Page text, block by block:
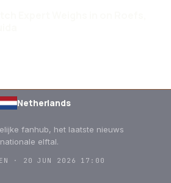
Netherlands
fanhub, het laatste nieuws
elftal.
· 20 JUN 2026 17:00